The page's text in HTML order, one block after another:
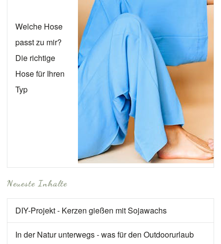
Welche Hose
passt zu mir?
Die richtige
Hose für Ihren
Typ
Neueste Inhalte
DIY-Projekt - Kerzen gießen mit Sojawachs
In der Natur unterwegs - was für den Outdoorurlaub